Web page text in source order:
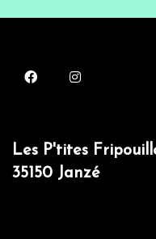
Les P'tites
35150 Janzé